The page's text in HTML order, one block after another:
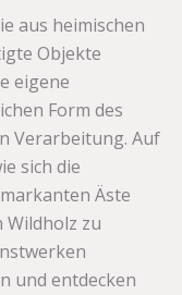
aus heimischen
Objekte
eigene
Form des
Verarbeitung. Auf
sich die
Äste
Wildholz zu
und entdecken